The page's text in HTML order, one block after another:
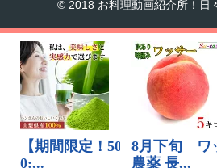
© 2018 お料理動画紹介所！日